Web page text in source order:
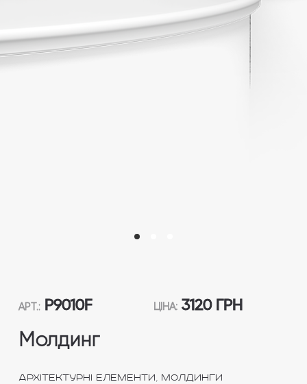
АРТ.:P9010F ЦІНА: 3120 ГРН
Молдинг
Архітектурні елементи Молдинги